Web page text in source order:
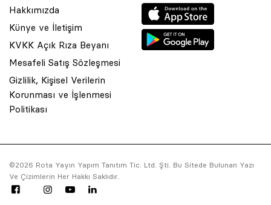
Hakkımızda
Künye ve İletişim
KVKK Açık Rıza Beyanı
Mesafeli Satış Sözleşmesi
Gizlilik, Kişisel Verilerin
Korunması ve İşlenmesi
Politikası
©2026 Rota Yayın Yapım Tanıtım Tic. Ltd. Şti. Bu Sitede Bulunan Yazı
Ve Çizimlerin Her Hakkı Saklıdır.
© 2001 Rota Yayın Yapım Tanıtım Tic. Ltd. Şti. Bu Sitede Bulunan
Asquared WordPress Agencytarafından tasarlanmış ve